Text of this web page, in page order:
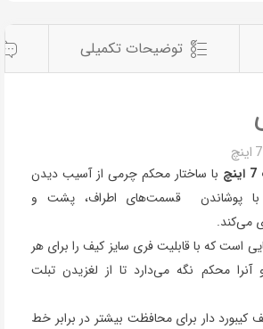
توضیحات تکمیلی
با ساختار محکم چرمی از آسیب دیدن
با پوشاندن قسمت‌های اطراف، پشت و
می‌کند.
است که با قابلیت فری سایز کیف را برای هر
آنرا محکم نگه می‌دارد تا از لغزیدن تبلت
دار برای محافظت بیشتر در برابر خط